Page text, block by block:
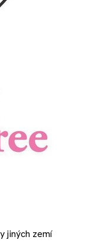
jiných zemí